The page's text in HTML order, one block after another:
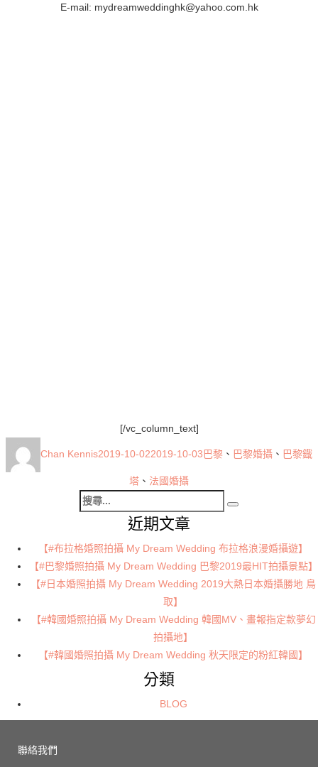
E-mail: mydreamweddinghk@yahoo.com.hk
[/vc_column_text]
Chan Kennis
期:
2019-10-022019-10-03 巴黎 、 巴黎婚攝 、 巴黎鐡
塔 、 法國婚攝
搜
尋
鍵
字:
近期文章
【#布拉格婚照拍攝 My Dream Wedding 布拉格浪漫婚攝遊】
【#巴黎婚照拍攝 My Dream Wedding 巴黎2019最HIT拍攝景點】
【#日本婚照拍攝 My Dream Wedding 2019大熱日本婚攝勝地 鳥
取】
【#韓國婚照拍攝 My Dream Wedding 韓國MV、畫報指定款夢幻
拍攝地】
【#韓國婚照拍攝 My Dream Wedding 秋天限定的粉紅韓國】
分類
BLOG
聯絡我們